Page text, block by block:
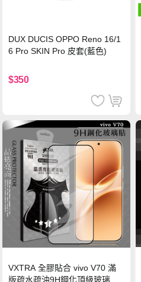
DUX DUCIS OPPO Reno 16/1
6 Pro SKIN Pro 皮套(藍色)
$350
VXTRA 全膠貼合 vivo V70 滿
版疏水疏油9H鋼化頂級玻璃貼